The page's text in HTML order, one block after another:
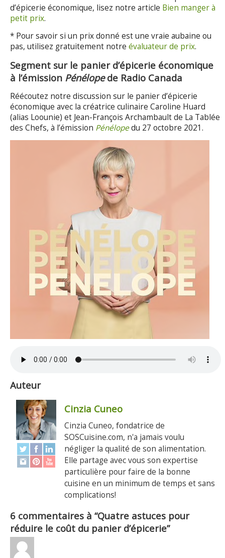
d’épicerie économique, lisez notre article Bien manger à
petit prix.
* Pour savoir si un prix donné est une vraie aubaine ou
pas, utilisez gratuitement notre évaluateur de prix.
Segment sur le panier d’épicerie économique
à l’émission Pénélopede Radio Canada
Réécoutez notre discussion sur le panier d’épicerie
économique avec la créatrice culinaire Caroline Huard
(alias Loounie) et Jean-François Archambault de La Tablée
des Chefs, à l’émission Pénélopedu 27 octobre 2021.
Auteur
Cinzia Cuneo
Cinzia Cuneo, fondatrice de
SOSCuisine.com, n'a jamais voulu
négliger la qualité de son alimentation.
Elle partage avec vous son expertise
particulière pour faire de la bonne
cuisine en un minimum de temps et sans
complications!
6 commentaires à “Quatre astuces pour
réduire le coût du panier d’épicerie”